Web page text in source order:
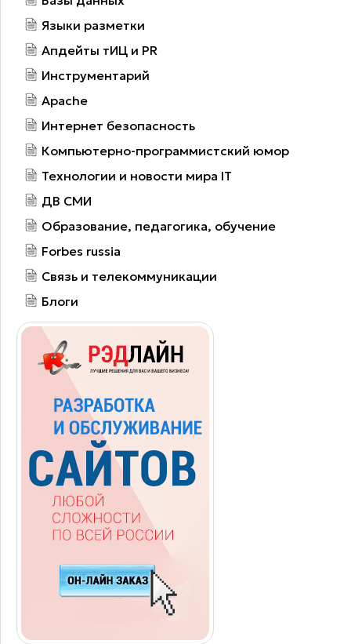
Языки разметки
Апдейты тИЦ и PR
Инструментарий
Apache
Интернет безопасность
Компьютерно-программистский юмор
Технологии и новости мира IT
ДВ СМИ
Образование, педагогика, обучение
Forbes russia
Связь и телекоммуникации
Блоги